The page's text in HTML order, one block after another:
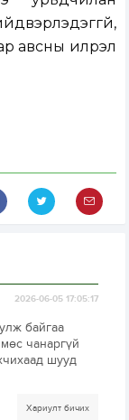
авсны илрэл
2026-06-05 17:05:17
байгаа
чанаргүй
шууд
Хариулт бичих